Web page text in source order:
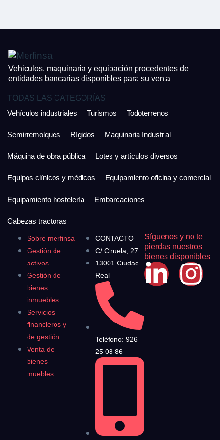
Vehiculos, maquinaria y equipación procedentes de
entidades bancarias disponibles para su venta
Sobre merfinsa
Gestión de
activos
Gestión de
bienes
inmuebles
Servicios
financieros y
de gestión
Venta de
bienes
muebles
CONTACTO
C/ Ciruela, 27
13001 Ciudad
Real
Teléfono: 926
25 08 86
Síguenos y no te
pierdas nuestros
bienes disponibles
TODAS LAS CATEGORÍAS
Vehículos industriales
Turismos Todoterrenos
Semirremolques Rígidos Maquinaria Industrial
Máquina de obra pública Lotes y artículos diversos
Equipos clínicos y médicos Equipamiento oficina y comercial
Equipamiento hostelería Embarcaciones
Cabezas tractoras
Acepto la Política de Privacidad y las Condiciones de Uso.
continuación confirma que estás de acuerdo con ambas.